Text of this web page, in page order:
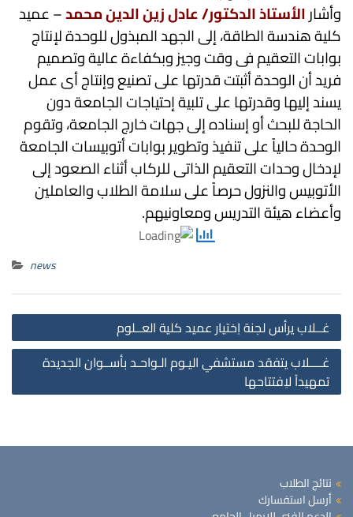
وأشارالأستاذ الدكتور/ عادل زين الدين محمد– عميد
كلية هندسة الطاقة، إلى الجهد المبذول للوحدة لإنتاج
بوابات التعقيم فى وقت وجيز وبكفاءة عالية وتصميم
فريد أن الوحدة أثبتت قدرتها على تصنيع وإنتاج أى عمل
يسند إليها وقدرتها على تلبية إحتياجات الجامعة دون
الحاجة للبحث أو إسناده إلى جهات خارج الجامعة، وتقوم
الوحدة حالياً على تنفيذ وتطوير بوابات أتوبيسات الجامعة
لإدخال وحدات التعقيم الذاتى للركاب أثناء الصعود إلى
الأتوبيس والنزول حرصاً على سلامة الطلاب والعاملين
وأعضاء هيئة التدريس ومعاونيهم.
news
غــلاب يرأس لجنة اِختيار عميد كلية العــلوم
غــــلاب يتفقد مستشفي اليـوم الـواحـد بأســوان الجديدة
تمهيداً لاِفتتاحها
نتائج الطلاب
أرسل استفسارك